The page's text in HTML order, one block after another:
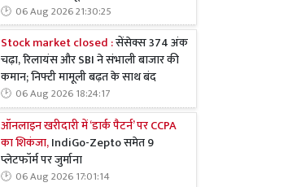
06 Aug 2026 21:30:25
Stock market closed :सेंसेक्स 374 अंक
चढ़ा, रिलायंस और SBI ने संभाली बाजार की
कमान; निफ्टी मामूली बढ़त के साथ बंद
06 Aug 2026 18:24:17
ऑनलाइन खरीदारी में ‘डार्क पैटर्न’ पर CCPA
का शिकंजा,IndiGo-Zepto समेत 9
प्लेटफॉर्म पर जुर्माना
06 Aug 2026 17:01:14